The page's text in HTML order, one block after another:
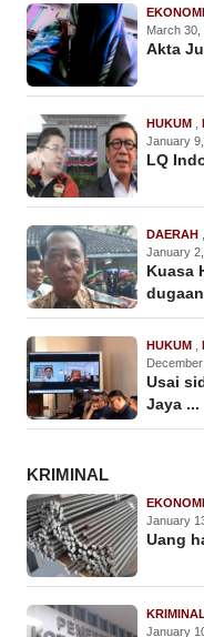
EKONOMI
March 30,
Akta
HUKUM
January
LQ
DAERAH
January
Kuasa
HUKUM
Usai
Jaya ...
KRIMINAL
EKONOMI
January
Uang
KRIMINAL
January